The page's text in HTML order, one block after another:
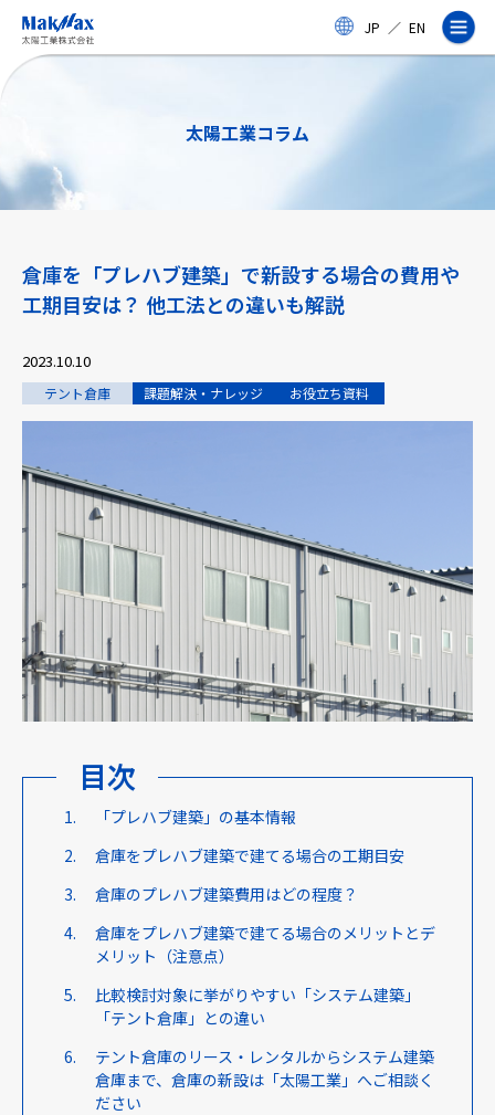
コ
に
JP ／ EN
企業情報
事業紹介
実績
太陽工業コラム
採用情報
ニュース
お問い合わせ
太陽工業コラム
倉庫を「プレハブ建築」で新設する場合の費用や
工期目安は？ 他工法との違いも解説
2023.10.10
テント倉庫 課題解決・ナレッジ お役立ち資料
目次
「プレハブ建築」の基本情報
倉庫をプレハブ建築で建てる場合の工期目安
倉庫のプレハブ建築費用はどの程度？
倉庫をプレハブ建築で建てる場合のメリットとデ
メリット（注意点）
比較検討対象に挙がりやすい「システム建築」
「テント倉庫」との違い
テント倉庫のリース・レンタルからシステム建築
倉庫まで、倉庫の新設は「太陽工業」へご相談く
ださい